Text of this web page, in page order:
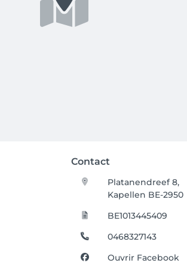
Contact
Platanendreef 8,
Kapellen BE-2950
BE1013445409
0468327143
Ouvrir Facebook